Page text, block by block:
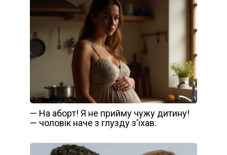
— На aбopт! Я не прийму чужу дитину!
— чоловік наче з глузду з’їхав.